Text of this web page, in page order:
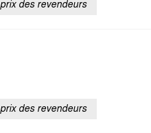
des revendeurs
des revendeurs